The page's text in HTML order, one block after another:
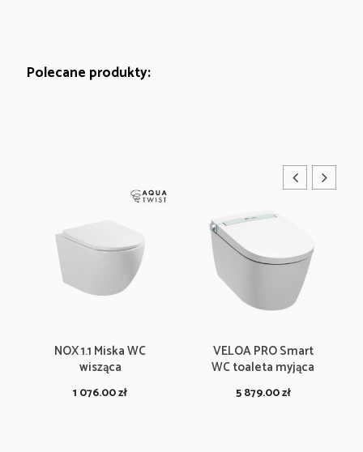
Polecane produkty:
NOX 1.1 Miska WC
wisząca
1 076.00zł
VELOA PRO Smart
WC toaleta myjąca
5 879.00zł